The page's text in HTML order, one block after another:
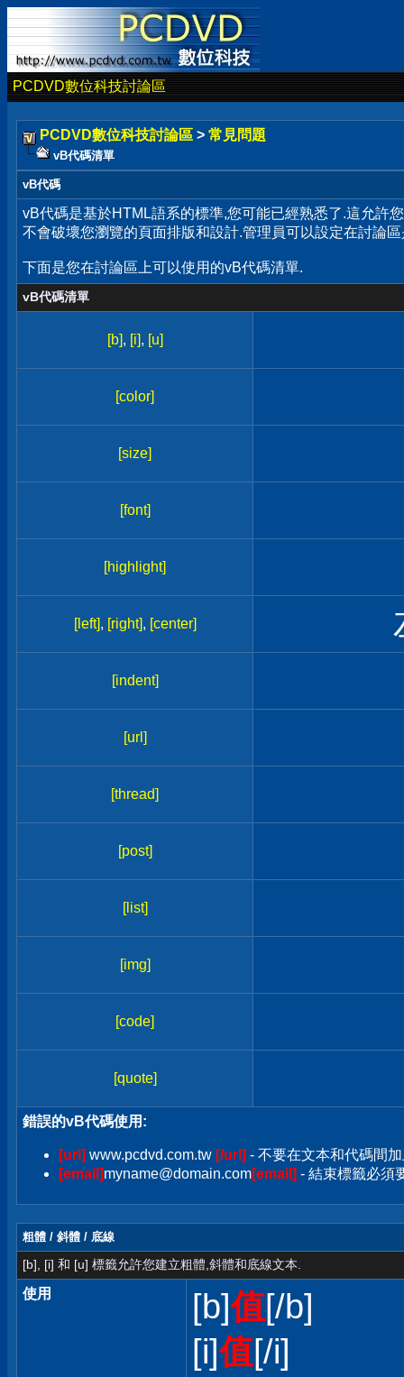
PCDVD數位科技討論區
PCDVD數位科技討論區 > 常見問題
vB代碼清單
vB代碼
vB代碼是基於HTML語系的標準,您可能已經熟悉了.這允許
不會破壞您瀏覽的頁面排版和設計.管理員可以設定在討論
下面是您在討論區上可以使用的vB代碼清單.
vB代碼清單
[b], [i], [u]
[color]
[size]
[font]
[highlight]
[left], [right], [center]
[indent]
[url]
[thread]
[post]
[list]
[img]
[code]
[quote]
錯誤的vB代碼使用:
[url] www.pcdvd.com.tw [/url] - 不要在文本和代碼間
[email]myname@domain.com[email] - 結束標籤必須
粗體 / 斜體 / 底線
[b], [i] 和 [u] 標籤允許您建立粗體,斜體和底線文本.
使用 [b]值[/b]
[i]值[/i]